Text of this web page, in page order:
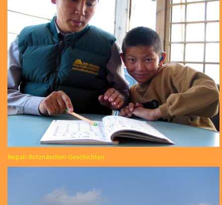
Nepali-Rotznäschen-Geschichten